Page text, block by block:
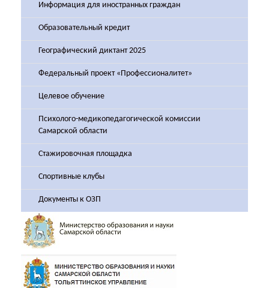
Информация для иностранных граждан
Образовательный кредит
Географический диктант 2025
Федеральный проект «Профессионалитет»
Целевое обучение
Психолого-медикопедагогической комиссии
Самарской области
Стажировочная площадка
Спортивные клубы
Документы к ОЗП